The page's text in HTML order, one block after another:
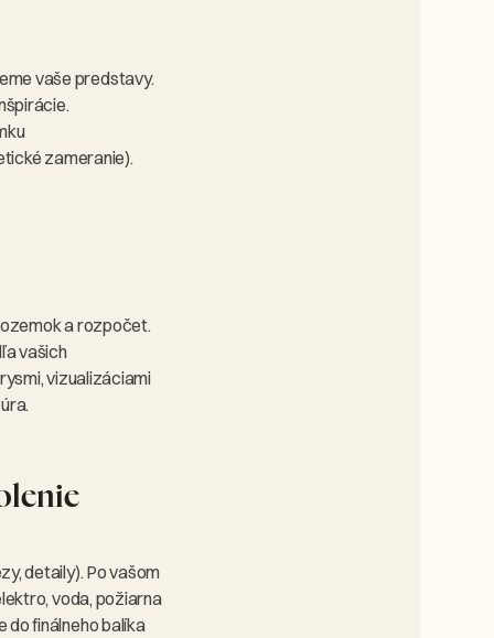
vaše predstavy.
zameranie).
a rozpočet.
vašich
vizualizáciami
detaily). Po vašom
voda, požiarna
finálneho balíka